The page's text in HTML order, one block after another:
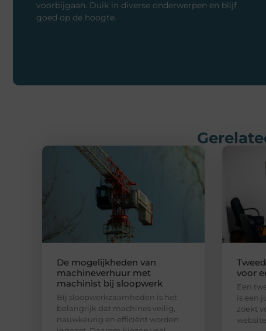
voorbijgaan. Duik in diverse onderwerpen en blijf
goed op de hoogte.
De mogelijkheden van
machineverhuur met
machinist bij sloopwerk
Bij sloopwerkzaamheden is het
belangrijk dat machines veilig,
nauwkeurig en efficiënt worden
voor
Een
is een
zoekt